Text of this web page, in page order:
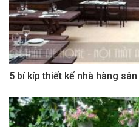
5 bí kíp thiết kế nhà hàng